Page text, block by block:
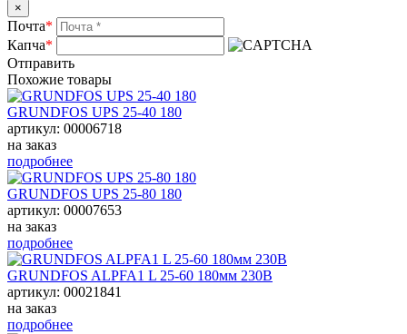
×
Почта*
Капча*
Отправить
Похожие товары
GRUNDFOS UPS 25-40 180
артикул: 00006718
на заказ
подробнее
GRUNDFOS UPS 25-80 180
артикул: 00007653
на заказ
подробнее
GRUNDFOS ALPFA1 L 25-60 180мм 230В
артикул: 00021841
на заказ
подробнее